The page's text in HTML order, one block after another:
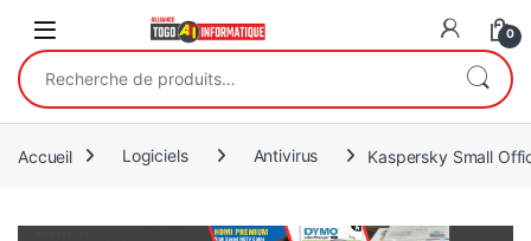
Open 0
Recherche pour :
Accueil Logiciels Antivirus Kaspersky Small